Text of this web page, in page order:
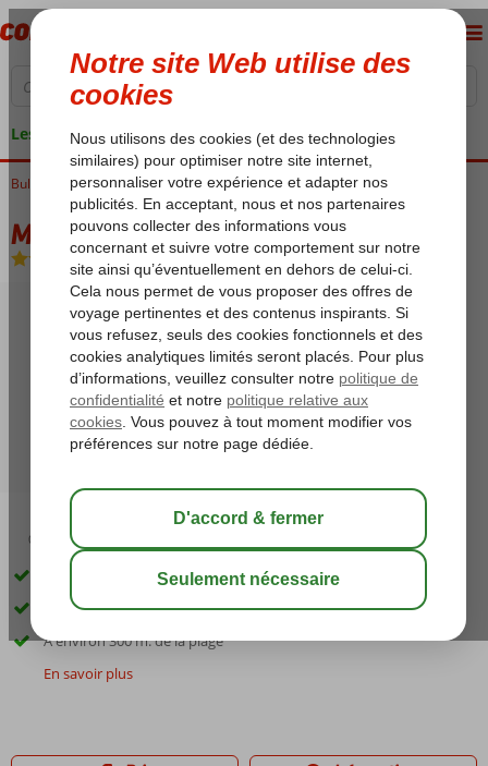
Les garanties de vacances
Bulgarie Mer Noire Sunny Beach Milennia Hotel
Milennia Hotel
Logement-Appartement
03:00 sauver
Complexe à petite échelle
À environ 300 m. de la plage
En savoir plus